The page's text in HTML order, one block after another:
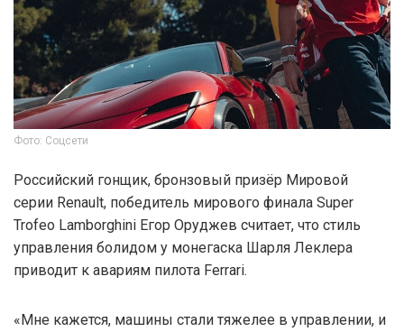
Фото: Соцсети
Российский гонщик, бронзовый призёр Мировой
серии Renault, победитель мирового финала Super
Trofeo Lamborghini Егор Оруджев считает, что стиль
управления болидом у монегаска Шарля Леклера
приводит к авариям пилота Ferrari.
«Мне кажется, машины стали тяжелее в управлении, и